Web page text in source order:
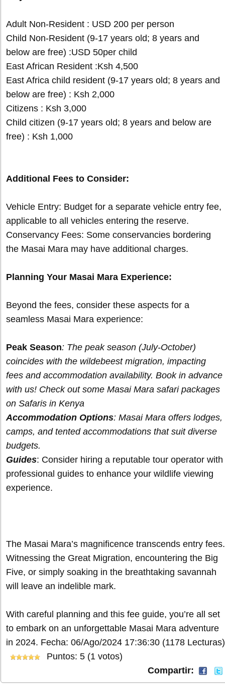
Adult Non-Resident : USD 200 per person
Child Non-Resident (9-17 years old; 8 years and
below are free) :USD 50per child
East African Resident :Ksh 4,500
East Africa child resident (9-17 years old; 8 years and
below are free) : Ksh 2,000
Citizens : Ksh 3,000
Child citizen (9-17 years old; 8 years and below are
free) : Ksh 1,000
Additional Fees to Consider:
Vehicle Entry: Budget for a separate vehicle entry fee,
applicable to all vehicles entering the reserve.
Conservancy Fees: Some conservancies bordering
the Masai Mara may have additional charges.
Planning Your Masai Mara Experience:
Beyond the fees, consider these aspects for a
seamless Masai Mara experience:
Peak Season: The peak season (July-October)
coincides with the wildebeest migration, impacting
fees and accommodation availability. Book in advance
with us! Check out some Masai Mara safari packages
on Safaris in Kenya
Accommodation Options: Masai Mara offers lodges,
camps, and tented accommodations that suit diverse
budgets.
Guides: Consider hiring a reputable tour operator with
professional guides to enhance your wildlife viewing
experience.
The Masai Mara’s magnificence transcends entry fees.
Witnessing the Great Migration, encountering the Big
Five, or simply soaking in the breathtaking savannah
will leave an indelible mark.
With careful planning and this fee guide, you’re all set
to embark on an unforgettable Masai Mara adventure
in 2024. Fecha: 06/Ago/2024 17:36:30 (1178 Lecturas)
Puntos: 5 (1 votos)
Compartir: